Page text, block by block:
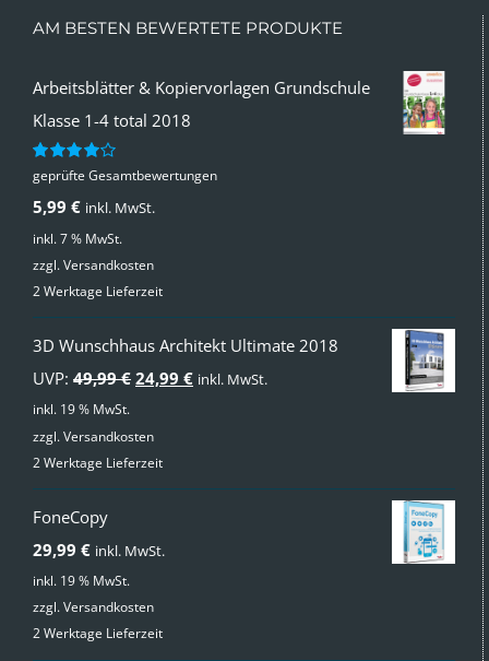
AM BESTEN BEWERTETE PRODUKTE
Arbeitsblätter & Kopiervorlagen Grundschule
Klasse 1-4 total 2018
Bewertet
von 5
geprüfte Gesamtbewertungen
5,99 € inkl. MwSt.
inkl. 7 % MwSt.
zzgl.Versandkosten
2 Werktage Lieferzeit
3D Wunschhaus Architekt Ultimate 2018
UVP: 49,99€ Ursprünglicher
war:
24,99 €Aktueller
inkl. MwSt.
inkl. 19 % MwSt.
zzgl.Versandkosten
2 Werktage Lieferzeit
FoneCopy
29,99 € inkl. MwSt.
inkl. 19 % MwSt.
zzgl.Versandkosten
2 Werktage Lieferzeit